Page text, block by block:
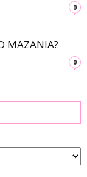
0
MAZANIA?
0